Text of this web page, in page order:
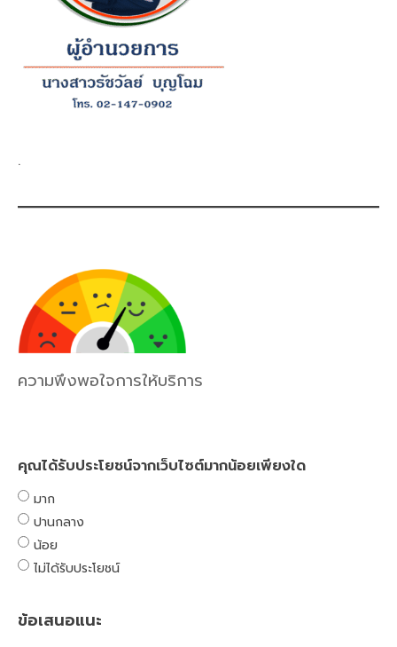
.
ความพึงพอใจการให้บริการ
คุณได้รับประโยชน์จากเว็บไซต์มากน้อยเพียงใด
มาก
ปานกลาง
น้อย
ไม่ได้รับประโยชน์
ข้อเสนอแนะ